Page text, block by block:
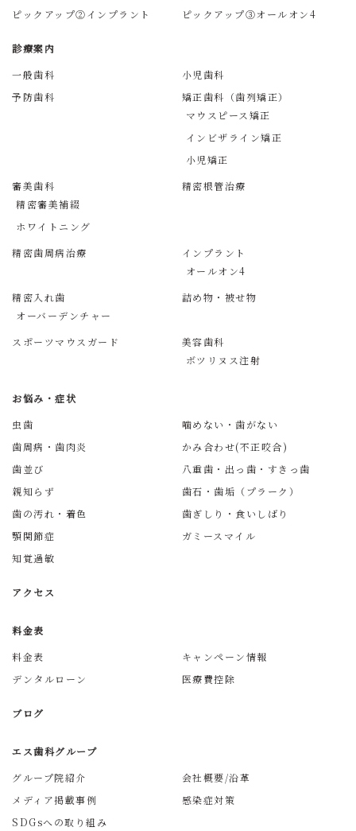
ピックアップ②インプラント
ピックアップ③オールオン4
診療案内
一般歯科
小児歯科
予防歯科
矯正歯科（歯列矯正）
マウスピース矯正
インビザライン矯正
小児矯正
審美歯科
精密審美補綴
ホワイトニング
精密根管治療
精密歯周病治療
インプラント
オールオン4
精密入れ歯
オーバーデンチャー
詰め物・被せ物
スポーツマウスガード
美容歯科
ボツリヌス注射
お悩み・症状
虫歯
噛めない・歯がない
歯周病・歯肉炎
かみ合わせ(不正咬合)
歯並び
八重歯・出っ歯・すきっ歯
親知らず
歯石・歯垢（プラーク）
歯の汚れ・着色
歯ぎしり・食いしばり
顎関節症
ガミースマイル
知覚過敏
アクセス
料金表
料金表
キャンペーン情報
デンタルローン
医療費控除
ブログ
エス歯科グループ
グループ院紹介
会社概要/沿革
メディア掲載事例
感染症対策
SDGsへの取り組み